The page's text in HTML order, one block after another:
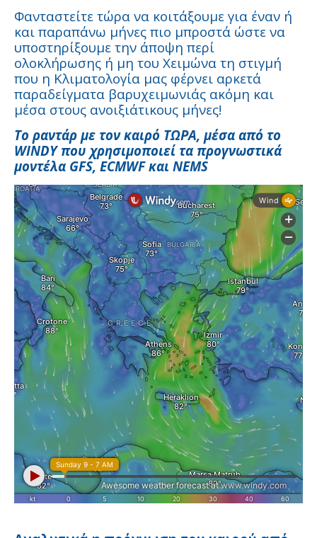
Φανταστείτε τώρα να κοιτάξουμε για έναν ή
και παραπάνω μήνες πιο μπροστά ώστε να
υποστηρίξουμε την άποψη περί
ολοκλήρωσης ή μη του Χειμώνα τη στιγμή
που η Κλιματολογία μας φέρνει αρκετά
παραδείγματα βαρυχειμωνιάς ακόμη και
μέσα στους ανοιξιάτικους μήνες!
Tο ραντάρ με τον καιρό ΤΩΡΑ, μέσα από το
WINDY που χρησιμοποιεί τα προγνωστικά
μοντέλα GFS, ECMWF και NEMS